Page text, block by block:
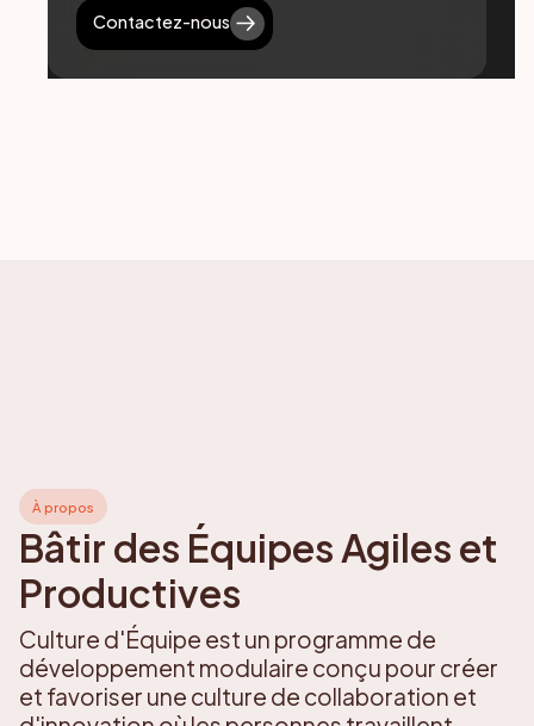
Contactez-nous
À propos
Bâtir des Équipes Agiles et
Productives
Culture d'Équipe est un programme de
développement modulaire conçu pour créer
et favoriser une culture de collaboration et